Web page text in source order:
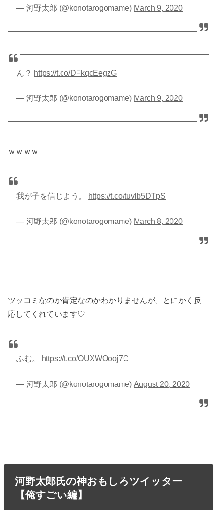
— 河野太郎 (@konotarogomame) March 9, 2020
ん？ https://t.co/DFkqcEegzG
— 河野太郎 (@konotarogomame) March 9, 2020
ｗｗｗｗ
我が子を信じよう。 https://t.co/tuvlb5DTpS
— 河野太郎 (@konotarogomame) March 8, 2020
ツッコミなのか肯定なのかわかりませんが、とにかく反
応してくれています♡
ふむ。 https://t.co/OUXWOooj7C
— 河野太郎 (@konotarogomame)August 20, 2020
河野太郎氏の神おもしろツイッター
【俺すごい編】